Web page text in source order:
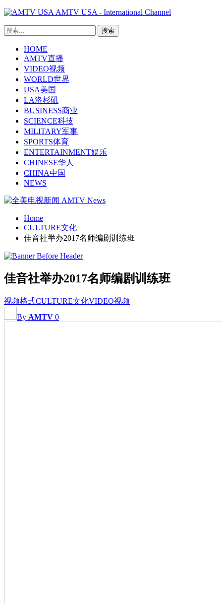
AMTV USA - International Channel
HOME
AMTV直播
VIDEO视频
WORLD世界
USA美国
LA洛杉矶
BUSINESS商业
SCIENCE科技
MILITARY军事
SPORTS体育
ENTERTAINMENT娱乐
CHINESE华人
CHINA中国
NEWS
Home
CULTURE文化
佳音社举办2017名师编剧训练班
佳音社举办2017名师编剧训练班
视频格式CULTURE文化VIDEO视频
By AMTV 0